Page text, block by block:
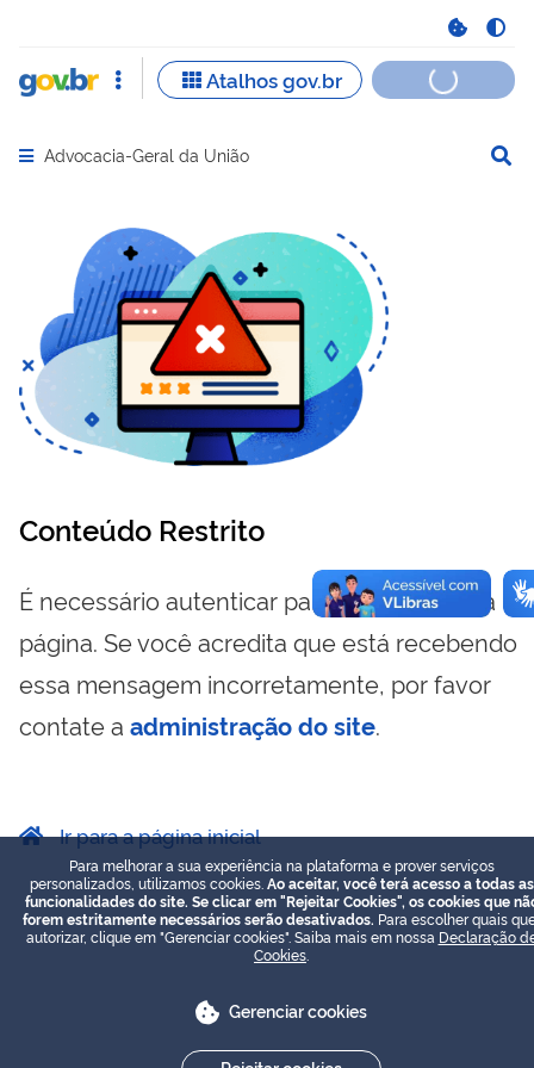
Abrir menu principal de navegação
Advocacia-Geral da União
Conteúdo Restrito
É necessário autenticar para visualizar essa
página. Se você acredita que está recebendo
essa mensagem incorretamente, por favor
contate a administração do site.
Ir para a página inicial
Para melhorar a sua experiência na plataforma e prover serviços
personalizados, utilizamos cookies. Ao aceitar, você terá acesso a todas as
funcionalidades do site. Se clicar em "Rejeitar Cookies", os cookies que
forem estritamente necessários serão desativados. Para escolher quais
autorizar, clique em "Gerenciar cookies". Saiba mais em nossa Declaração
Cookies
Gerenciar cookies